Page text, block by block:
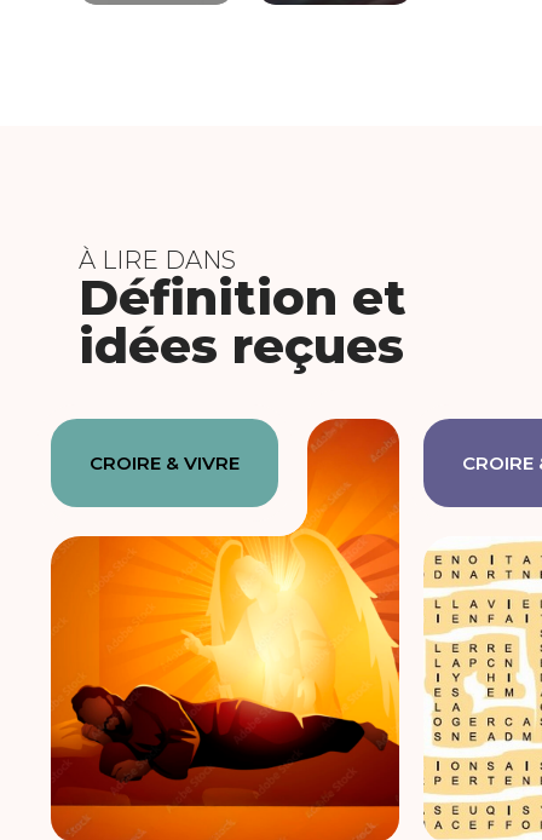
À LIRE DANS
Définition et
idées reçues
CROIRE & VIVRE CROIRE